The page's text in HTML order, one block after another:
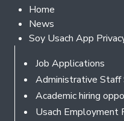
Footer 2
Home
News
Soy Usach App
Footer
Job Applications
Administrative Staff
Academic hiring
Usach Employment